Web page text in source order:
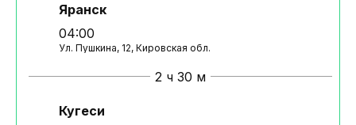
Яранск
04:00
Ул. Пушкина, 12, Кировская обл.
2 ч 30 м
Кугеси